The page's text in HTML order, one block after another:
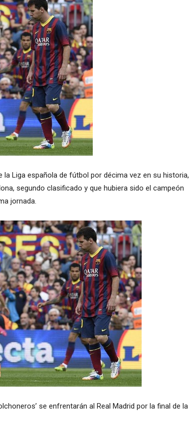
la Liga española de fútbol por décima vez en su historia,
segundo clasificado y que hubiera sido el campeón
jornada.
se enfrentarán al Real Madrid por la final de la